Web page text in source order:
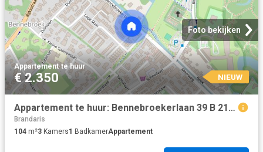
Foto bekijken
Appartement·te huur
€ 2.350 NIEUW
Appartement te huur: Bennebroekerlaan 39 B 2121 GR Bennebroek
Brandaris
104 m²3 Kamers1 BadkamerAppartement